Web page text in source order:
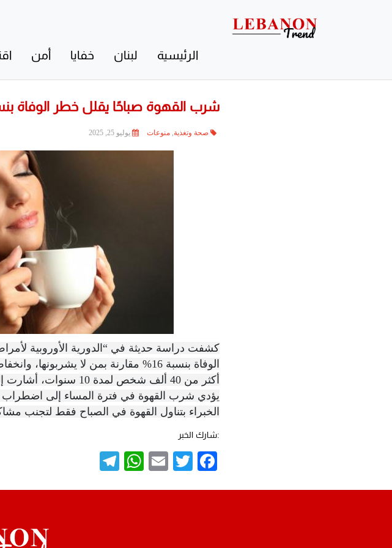
الرئيسية لبنان خفايا أمن
شرب القهوة صباحًا يقلل خطر الوفاة بنسبة
صحة وتغذية, منوعات يوليو 25, 2025
كشفت دراسة حديثة في “الدورية الأوروبية
أكثر من 40 ألف شخص
يؤدي شرب القهوة في فترة المساء إلى اضطراب
الخبراء بتناول القهوة في الصباح فقط لتجنب
:شارك الخبر
Facebook
Twitter
Email
WhatsApp